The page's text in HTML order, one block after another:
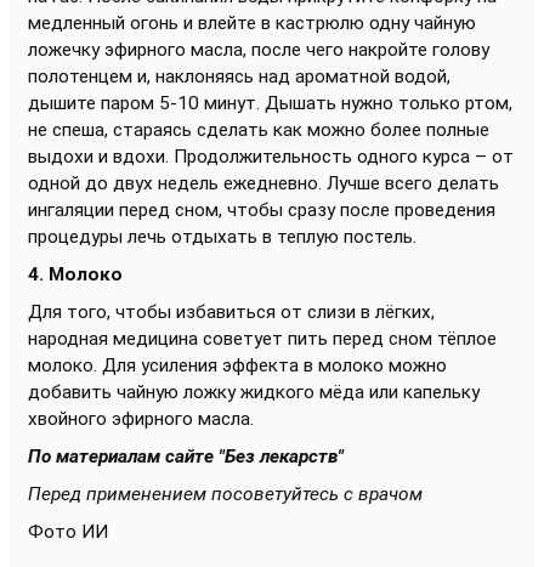
медленный огонь и влейте в кастрюлю одну чайную
ложечку эфирного масла, после чего накройте голову
полотенцем и, наклоняясь над ароматной водой,
дышите паром 5-10 минут. Дышать нужно только ртом,
не спеша, стараясь сделать как можно более полные
выдохи и вдохи. Продолжительность одного курса – от
одной до двух недель ежедневно. Лучше всего делать
ингаляции перед сном, чтобы сразу после проведения
процедуры лечь отдыхать в теплую постель.
4. Молоко
Для того, чтобы избавиться от слизи в лёгких,
народная медицина советует пить перед сном тёплое
молоко. Для усиления эффекта в молоко можно
добавить чайную ложку жидкого мёда или капельку
хвойного эфирного масла.
По материалам сайте "Без лекарств"
Перед применением посоветуйтесь с врачом
Фото ИИ